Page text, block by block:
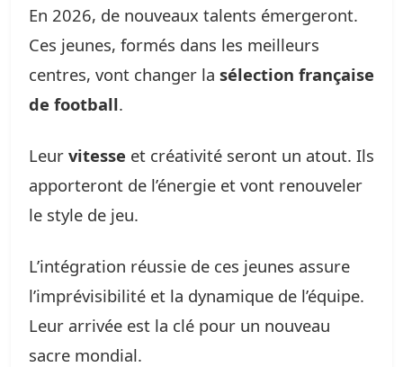
En 2026, de nouveaux talents émergeront.
Ces jeunes, formés dans les meilleurs
centres, vont changer la sélection française
de football.
Leur vitesse et créativité seront un atout. Ils
apporteront de l’énergie et vont renouveler
le style de jeu.
L’intégration réussie de ces jeunes assure
l’imprévisibilité et la dynamique de l’équipe.
Leur arrivée est la clé pour un nouveau
sacre mondial.